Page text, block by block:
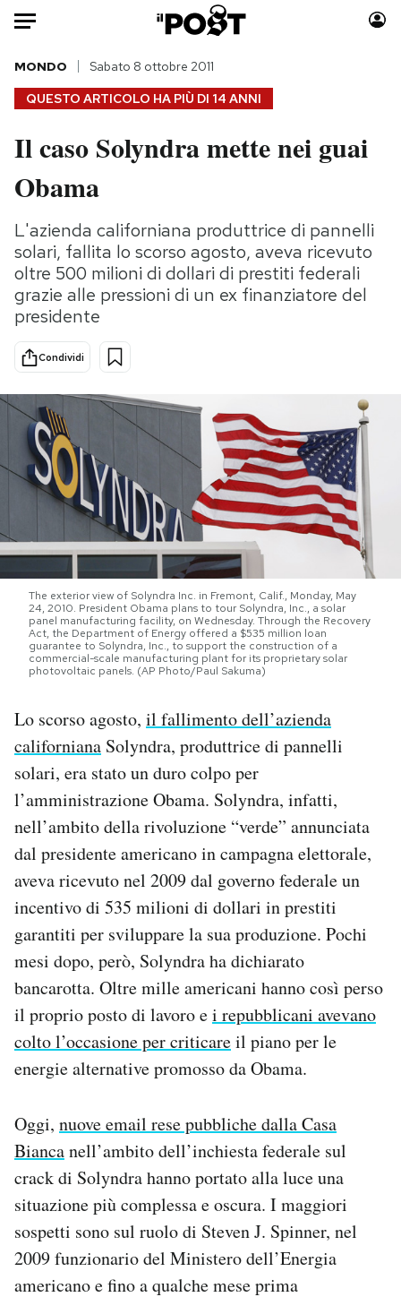
Auto
HOME
Italia
Politica
Tecnologia
Internet
Scienza
Cultura
Sport
Moda
Storie/Idee
Ok Boomer!
Media
Europa
PODCAST
NEWSLETTER
I MIEI PREFERITI
SHOP
CALENDARIO
AREA PERSONALE
Area Personale
Newsletter
Hai bisogno di aiuto?
Esci
QUESTO ARTICOLO HA PIÙ DI 14 ANNI
MONDO Sabato 8 ottobre 2011
Il caso Solyndra mette nei guai
Obama
L'azienda californiana produttrice di pannelli
solari, fallita lo scorso agosto, aveva ricevuto
oltre 500 milioni di dollari di prestiti federali
grazie alle pressioni di un ex finanziatore del
presidente
Condividi
The exterior view of Solyndra Inc. in Fremont, Calif., Monday, May
24, 2010. President Obama plans to tour Solyndra, Inc., a solar
panel manufacturing facility, on Wednesday. Through the Recovery
Act, the Department of Energy offered a $535 million loan
guarantee to Solyndra, Inc., to support the construction of a
commercial-scale manufacturing plant for its proprietary solar
photovoltaic panels. (AP Photo/Paul Sakuma)
Lo scorso agosto, il fallimento dell’azienda
californiana Solyndra, produttrice di pannelli
solari, era stato un duro colpo per
l’amministrazione Obama. Solyndra, infatti,
nell’ambito della rivoluzione “verde” annunciata
dal presidente americano in campagna elettorale,
aveva ricevuto nel 2009 dal governo federale un
incentivo di 535 milioni di dollari in prestiti
garantiti per sviluppare la sua produzione. Pochi
mesi dopo, però, Solyndra ha dichiarato
bancarotta. Oltre mille americani hanno così perso
il proprio posto di lavoro ei repubblicani avevano
colto l’occasione per criticareil piano per le
energie alternative promosso da Obama.
Oggi, nuove email rese pubbliche dalla Casa
Biancanell’ambito dell’inchiesta federale sul
crack di Solyndra hanno portato alla luce una
situazione più complessa e oscura. I maggiori
sospetti sono sul ruolo di Steven J. Spinner, nel
2009 funzionario del Ministero dell’Energia
americano e fino a qualche mese prima